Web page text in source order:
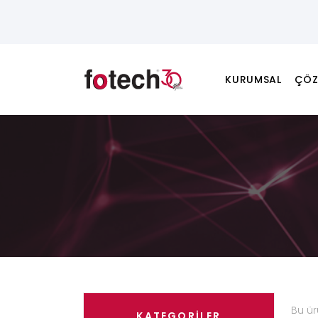
KURUMSAL
Bu